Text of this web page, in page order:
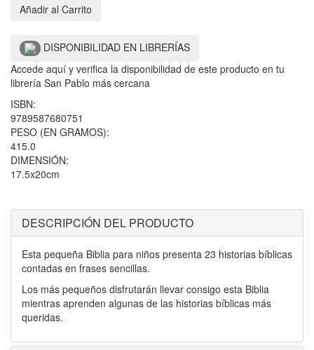
Añadir al Carrito
DISPONIBILIDAD EN LIBRERÍAS
Accede aquí y verifica la disponibilidad de este producto en tu
librería San Pablo más cercana
ISBN:
9789587680751
PESO (EN GRAMOS):
415.0
DIMENSIÓN:
17.5x20cm
DESCRIPCIÓN DEL PRODUCTO
Esta pequeña Biblia para niños presenta 23 historias bíblicas
contadas en frases sencillas.
Los más pequeños disfrutarán llevar consigo esta Biblia
mientras aprenden algunas de las historias bíblicas más
queridas.